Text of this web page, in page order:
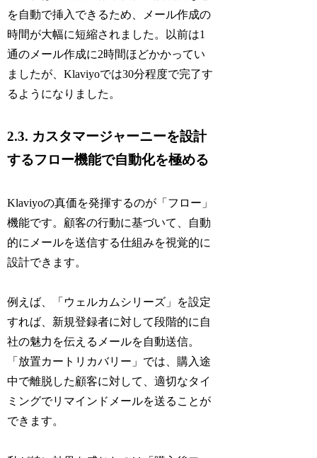
を自動で挿入できるため、メール作成の
時間が大幅に短縮されました。以前は1
通のメール作成に2時間ほどかかってい
ましたが、Klaviyoでは30分程度で完了す
るようになりました。
2.3. カスタマージャーニーを設計
するフロー機能で自動化を極める
Klaviyoの真価を発揮するのが「フロー」
機能です。顧客の行動に基づいて、自動
的にメールを送信する仕組みを視覚的に
設計できます。
例えば、「ウェルカムシリーズ」を設定
すれば、新規登録者に対して段階的に自
社の魅力を伝えるメールを自動送信。
「放置カートリカバリー」では、購入途
中で離脱した顧客に対して、適切なタイ
ミングでリマインドメールを送ることが
できます。